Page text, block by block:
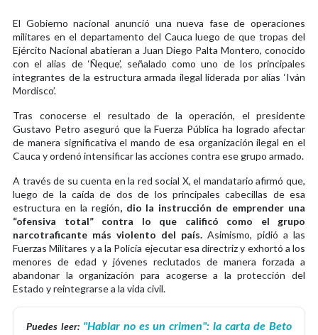
El Gobierno nacional anunció una nueva fase de operaciones
militares en el departamento del Cauca luego de que tropas del
Ejército Nacional abatieran a Juan Diego Palta Montero, conocido
con el alias de ‘Ñeque’, señalado como uno de los principales
integrantes de la estructura armada ilegal liderada por alias ‘Iván
Mordisco’.
Tras conocerse el resultado de la operación, el presidente
Gustavo Petro aseguró que la Fuerza Pública ha logrado afectar
de manera significativa el mando de esa organización ilegal en el
Cauca y ordenó intensificar las acciones contra ese grupo armado.
A través de su cuenta en la red social X, el mandatario afirmó que,
luego de la caída de dos de los principales cabecillas de esa
estructura en la región, dio la instrucción de emprender una
“ofensiva total” contra lo que calificó como el grupo
narcotraficante más violento del país. Asimismo, pidió a las
Fuerzas Militares y a la Policía ejecutar esa directriz y exhortó a los
menores de edad y jóvenes reclutados de manera forzada a
abandonar la organización para acogerse a la protección del
Estado y reintegrarse a la vida civil.
Puedes leer: "Hablar no es un crimen": la carta de Beto